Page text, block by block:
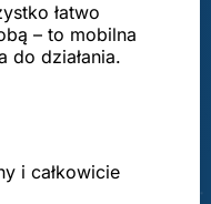
łatwo
– to mobilna
do działania.
i całkowicie